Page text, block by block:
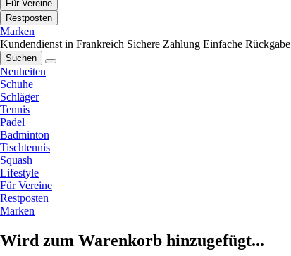
Für Vereine
Restposten
Marken
Kundendienst in Frankreich Sichere Zahlung Einfache Rückgabe
Suchen
Neuheiten
Schuhe
Schläger
Tennis
Padel
Badminton
Tischtennis
Squash
Lifestyle
Für Vereine
Restposten
Marken
Wird zum Warenkorb hinzugefügt...